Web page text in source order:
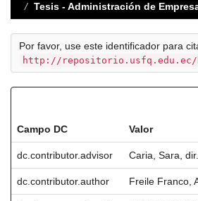
Tesis - Administración de
Por favor, use este identificador para
http://repositorio.usfq.edu.ec/
Campo DC Valor
dc.contributor.advisor Caria, Sara, dir.
dc.contributor.author Freile Franco,